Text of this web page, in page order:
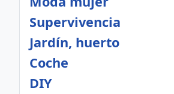
Supervivencia
Jardín, huerto
Coche
DIY